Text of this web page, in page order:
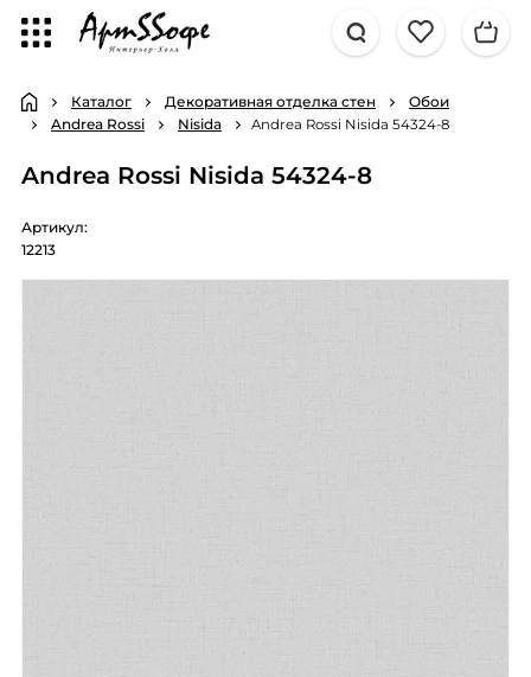
Каталог Декоративная отделка стен
Обои
Andrea Rossi
Nisida Andrea Rossi Nisida 54324-8
Andrea Rossi Nisida 54324-8
Артикул:
12213